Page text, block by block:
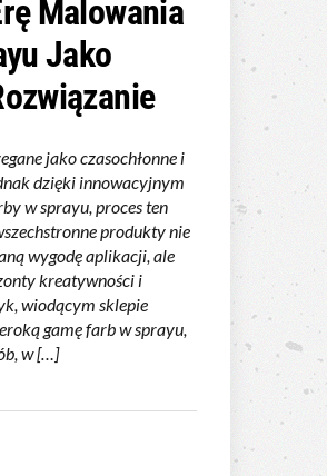
Malowania
Jako
jako czasochłonne i
dzięki innowacyjnym
w sprayu, proces ten
produkty nie
wygodę aplikacji, ale
kreatywności i
wiodącym sklepie
gamę farb w sprayu,
w […]